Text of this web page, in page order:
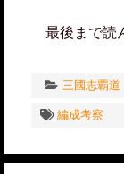
最後まで読
三國志覇道
編成考察